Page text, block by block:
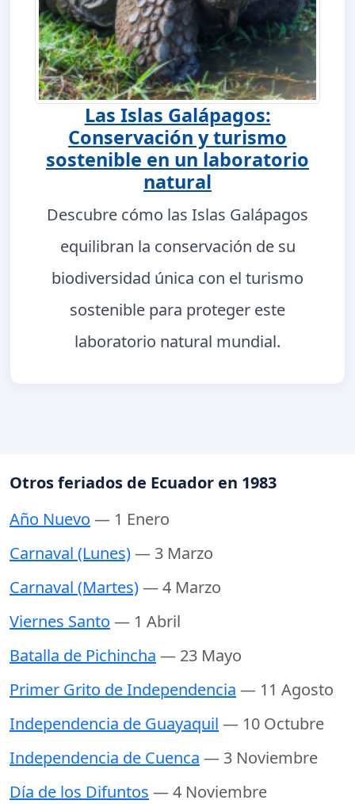
Las Islas Galápagos:
Conservación y turismo
sostenible en un laboratorio
natural
Descubre cómo las Islas Galápagos
equilibran la conservación de su
biodiversidad única con el turismo
sostenible para proteger este
laboratorio natural mundial.
Otros feriados de Ecuador en 1983
Año Nuevo — 1 Enero
Carnaval (Lunes)— 3 Marzo
Carnaval (Martes)— 4 Marzo
Viernes Santo — 1 Abril
Batalla de Pichincha — 23 Mayo
Primer Grito de Independencia — 11 Agosto
Independencia de Guayaquil — 10 Octubre
Independencia de Cuenca — 3 Noviembre
Día de los Difuntos — 4 Noviembre